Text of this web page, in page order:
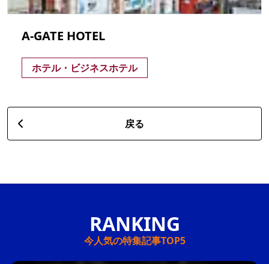
A-GATE HOTEL
ホテル・ビジネスホテル
戻る
今人気の特集記事TOP5